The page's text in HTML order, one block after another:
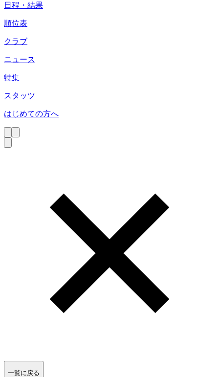
日程・結果
順位表
クラブ
ニュース
特集
スタッツ
はじめての方へ
一覧に戻る